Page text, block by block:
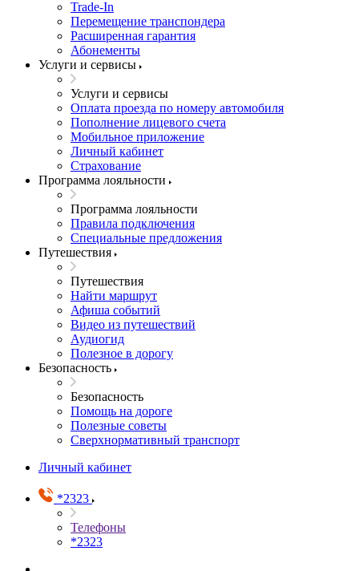
Trade-In
Перемещение транспондера
Расширенная гарантия
Абонементы
Услуги и сервисы
Услуги и сервисы
Оплата проезда по номеру автомобиля
Пополнение лицевого счета
Мобильное приложение
Личный кабинет
Страхование
Программа лояльности
Программа лояльности
Правила подключения
Специальные предложения
Путешествия
Путешествия
Найти маршрут
Афиша событий
Видео из путешествий
Аудиогид
Полезное в дорогу
Безопасность
Безопасность
Помощь на дороге
Полезные советы
Сверхнормативный транспорт
Личный кабинет
*2323
Телефоны
*2323